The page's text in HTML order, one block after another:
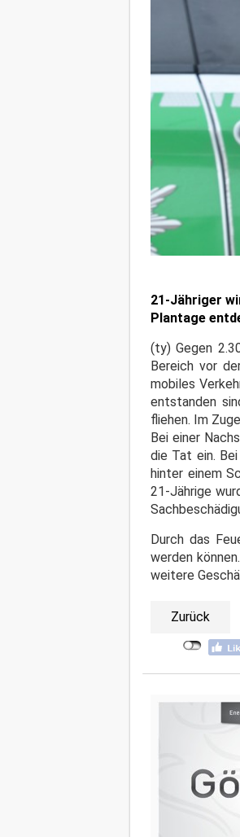
21-Jähriger
Plantage
(ty) Gegen
Bereich vor
mobiles
entstanden
fliehen. Im
Bei einer
die Tat ein.
hinter einem
21-Jährige
Durch das
werden
weitere
Zurück